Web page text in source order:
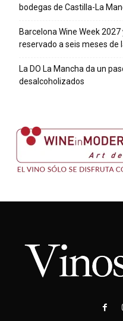
bodegas de Castilla-La
Barcelona Wine Week
reservado a seis meses de
La DO La Mancha da un
desalcoholizados